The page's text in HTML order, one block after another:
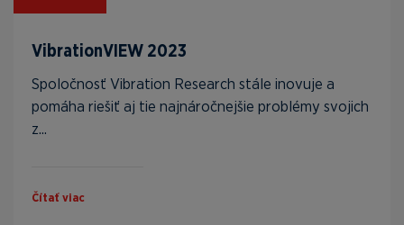
VibrationVIEW 2023
Spoločnosť Vibration Research stále inovuje a
pomáha riešiť aj tie najnáročnejšie problémy svojich
z...
Čítať viac